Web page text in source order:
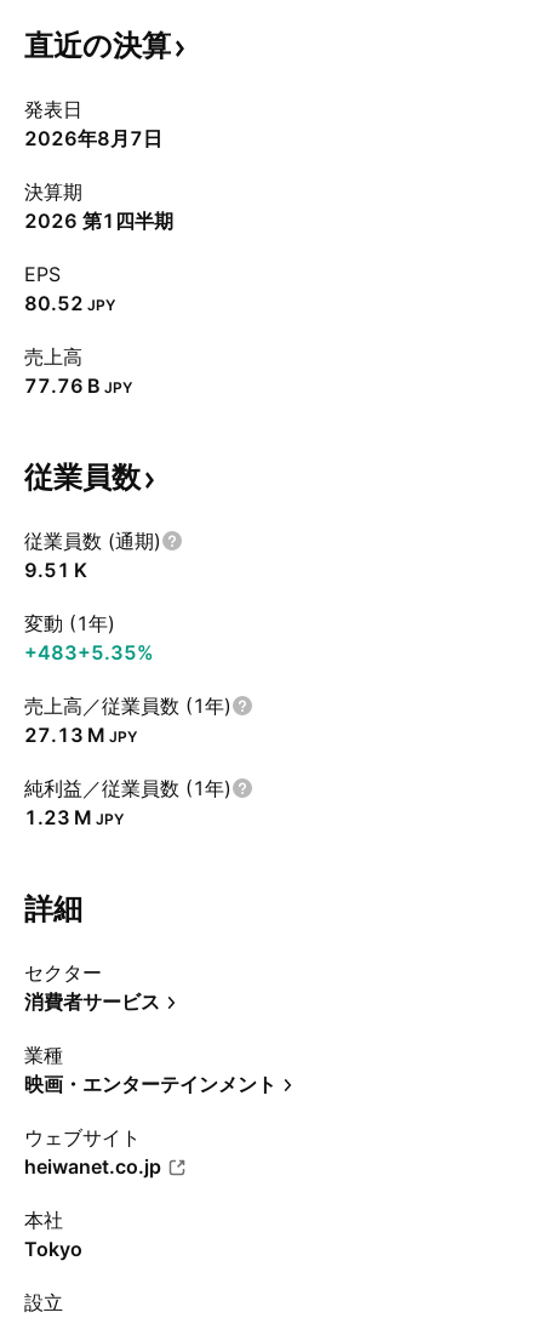
直近の決算
発表日
2026年8月7日
決算期
2026 第1四半期
EPS
80.52 JPY
売上高
‪77.76 B‬ JPY
従業員数
従業員数 (通期)
‪9.51 K‬
変動 (1年)
+483+5.35%
売上高／従業員数 (1年)
‪27.13 M‬ JPY
純利益／従業員数 (1年)
‪1.23 M‬ JPY
詳細
セクター
消費者サービス
業種
映画・エンターテインメント
ウェブサイト
heiwanet.co.jp
本社
Tokyo
設立